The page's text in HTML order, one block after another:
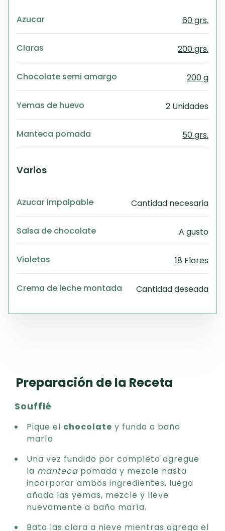
Azucar 60 grs.
Claras 200 grs.
Chocolate semi amargo 200 g
Yemas de huevo 2 Unidades
Manteca pomada 50 grs.
Varios
Azucar impalpable Cantidad necesaria
Salsa de chocolate A gusto
Violetas 18 Flores
Crema de leche montada Cantidad deseada
Preparación de la Receta
Soufflé
Pique el chocolate y funda a baño
maría
Una vez fundido por completo agregue
la manteca pomada y mezcle hasta
incorporar ambos ingredientes, luego
añada las yemas, mezcle y lleve
nuevamente a baño maría.
Bata las clara a nieve mientras agrega el